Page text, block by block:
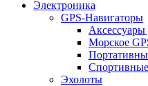
Электроника
GPS-Навигаторы
Аксессуары
Морское
Эхолоты